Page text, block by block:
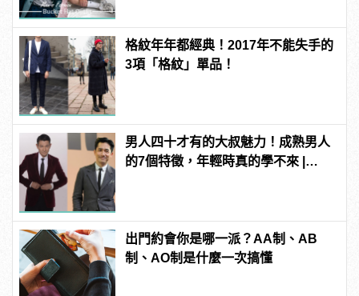
格紋年年都經典！2017年不能失手的
3項「格紋」單品！
男人四十才有的大叔魅力！成熟男人
的7個特徵，年輕時真的學不來 |
出門約會你是哪一派？AA制、AB
制、AO制是什麼一次搞懂